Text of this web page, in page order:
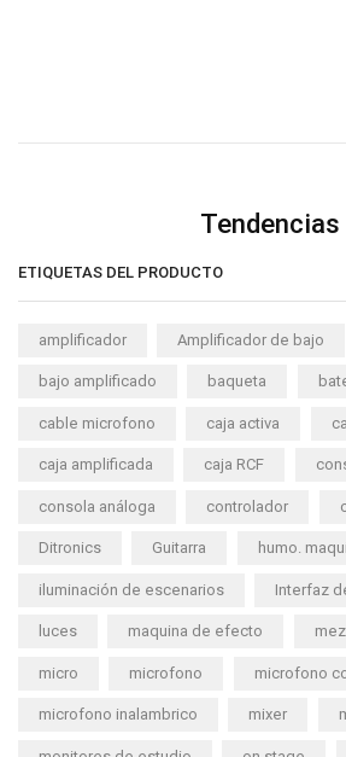
Tendencias
ETIQUETAS DEL PRODUCTO
amplificador Amplificador de bajo
bajo amplificado baqueta
cable microfono caja activa
caja amplificada caja RCF
consola análoga controlador
Ditronics Guitarra humo.
iluminación de escenarios Interfaz
luces maquina de efecto
micro microfono microfono
microfono inalambrico mixer